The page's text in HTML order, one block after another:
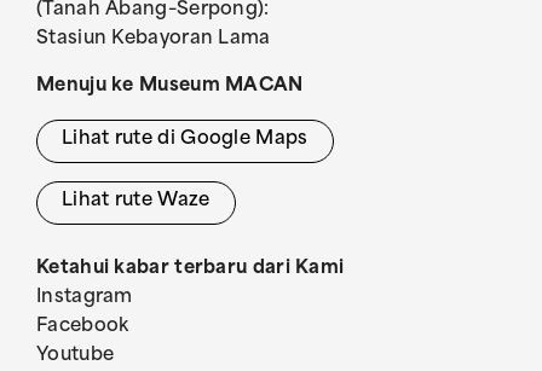
(Tanah Abang–Serpong):
Stasiun Kebayoran Lama
Menuju ke Museum MACAN
Lihat rute di Google Maps
Lihat rute Waze
Ketahui kabar terbaru dari Kami
Instagram
Facebook
Youtube